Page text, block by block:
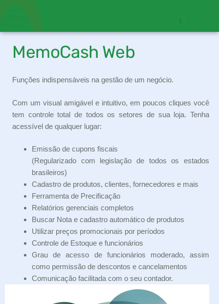
MemoCash Web
Funções indispensáveis na gestão de um negócio.
Com um visual amigável e intuitivo, em poucos cliques você
tem controle total de todos os setores de sua loja. Tenha
acessível de qualquer lugar:
Emissão de cupons fiscais
(Regularizado com legislação de todos os estados
brasileiros)
Cadastro de produtos, clientes, fornecedores e mais
Ferramenta de Precificação
Relatórios gerenciais completos
Buscar Nota e cadastro automático de produtos
Utilizar preços promocionais por períodos
Controle de Estoque e funcionários
Grau de acesso de funcionários moderado, assim
como permissão de descontos e cancelamentos
Comunicação facilitada com o seu contador.